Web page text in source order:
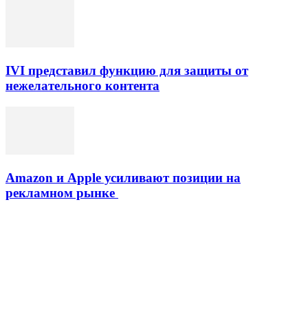
IVI представил функцию для защиты от
нежелательного контента
Amazon и Apple усиливают позиции на
рекламном рынке